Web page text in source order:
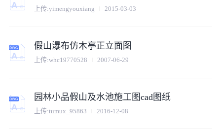
上传:yimengyouxiang 2015-03-03
假山瀑布仿木亭正立面图
上传:whc19770528 2007-06-29
园林小品假山及水池施工图cad图纸
上传:tumux_95863 2016-12-08